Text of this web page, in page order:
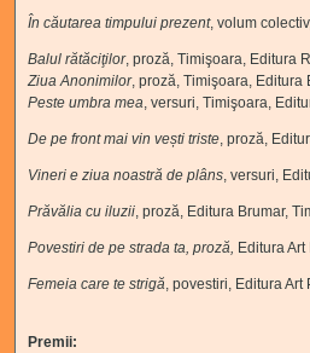
În căutarea timpului prezent, volum
Balul rătăciţilor, proză, Timişoara, Editura
Ziua Anonimilor, proză, Timişoara, Editura
Peste umbra mea, versuri, Timişoara,
De pe front mai vin vești triste, proză,
Vineri e ziua noastră de plâns, versuri,
Prăvălia cu iluzii, proză, Editura Brumar,
Povestiri de pe strada ta, proză, Editura
Femeia care te strigă, povestiri, Editura Art
Premii: